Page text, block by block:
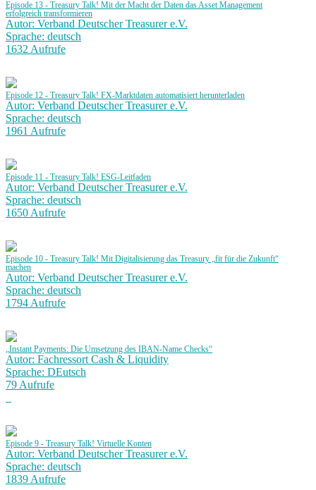
Episode 13 - Treasury Talk! Mit der Macht der Daten das Asset Management
erfolgreich transformieren
Autor: Verband Deutscher Treasurer e.V.
Sprache: deutsch
1632 Aufrufe
Episode 12 - Treasury Talk! FX-Marktdaten automatisiert herunterladen
Autor: Verband Deutscher Treasurer e.V.
Sprache: deutsch
1961 Aufrufe
Episode 11 - Treasury Talk! ESG-Leitfaden
Autor: Verband Deutscher Treasurer e.V.
Sprache: deutsch
1650 Aufrufe
Episode 10 - Treasury Talk! Mit Digitalisierung das Treasury „fit für die Zukunft“
machen
Autor: Verband Deutscher Treasurer e.V.
Sprache: deutsch
1794 Aufrufe
„Instant Payments: Die Umsetzung des IBAN-Name Checks“
Autor: Fachressort Cash & Liquidity
Sprache: DEutsch
79 Aufrufe
Episode 9 - Treasury Talk! Virtuelle Konten
Autor: Verband Deutscher Treasurer e.V.
Sprache: deutsch
1839 Aufrufe